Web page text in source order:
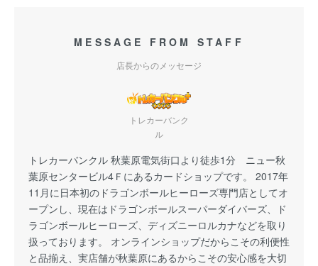
MESSAGE FROM STAFF
店長からのメッセージ
トレカーバンク
ル
トレカーバンクル 秋葉原電気街口より徒歩1分 ニュー秋
葉原センタービル4Ｆにあるカードショップです。 2017年
11月に日本初のドラゴンボールヒーローズ専門店としてオ
ープンし、現在はドラゴンボールスーパーダイバーズ、ド
ラゴンボールヒーローズ、ディズニーロルカナなどを取り
扱っております。 オンラインショップだからこその利便性
と品揃え、実店舗が秋葉原にあるからこその安心感を大切